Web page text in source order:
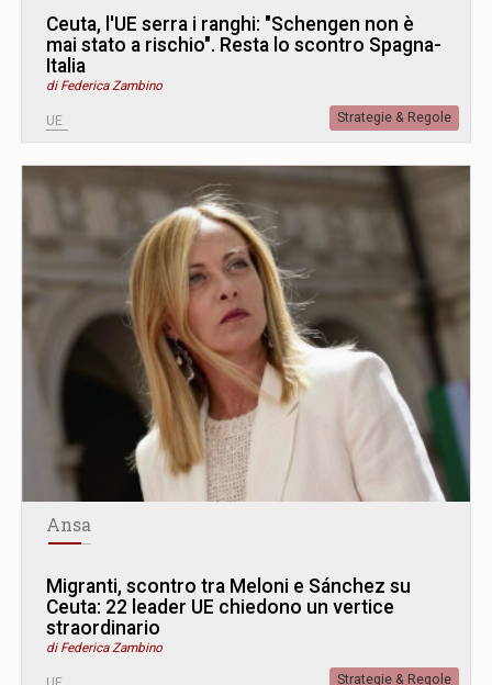
Ceuta, l'UE serra i ranghi: "Schengen non è
mai stato a rischio". Resta lo scontro Spagna-
Italia
di Federica Zambino
UE Strategie & Regole
Ansa
Migranti, scontro tra Meloni e Sánchez su
Ceuta: 22 leader UE chiedono un vertice
straordinario
di Federica Zambino
Strategie & Regole